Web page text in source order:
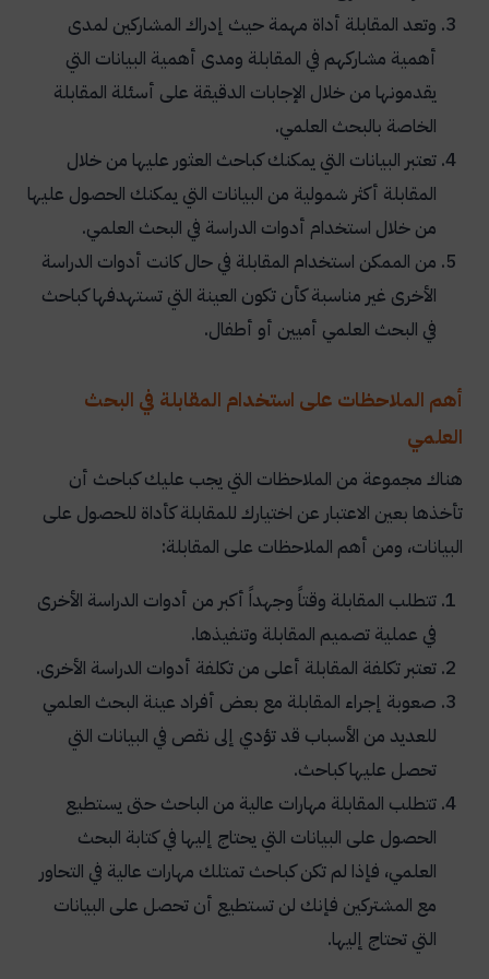
وتعد المقابلة أداة مهمة حيث إدراك المشاركين لمدى
أهمية مشاركهم في المقابلة ومدى أهمية البيانات التي
يقدمونها من خلال الإجابات الدقيقة على أسئلة المقابلة
الخاصة بالبحث العلمي.
تعتبر البيانات التي يمكنك كباحث العثور عليها من خلال
المقابلة أكثر شمولية من البيانات التي يمكنك الحصول عليها
من خلال استخدام أدوات الدراسة في البحث العلمي.
من الممكن استخدام المقابلة في حال كانت أدوات الدراسة
الأخرى غير مناسبة كأن تكون العينة التي تستهدفها كباحث
في البحث العلمي أميين أو أطفال.
أهم الملاحظات على استخدام المقابلة في البحث
العلمي
هناك مجموعة من الملاحظات التي يجب عليك كباحث أن
تأخذها بعين الاعتبار عن اختيارك للمقابلة كأداة للحصول على
البيانات، ومن أهم الملاحظات على المقابلة:
تتطلب المقابلة وقتاً وجهداً أكبر من أدوات الدراسة الأخرى
في عملية تصميم المقابلة وتنفيذها.
تعتبر تكلفة المقابلة أعلى من تكلفة أدوات الدراسة الأخرى.
صعوبة إجراء المقابلة مع بعض أفراد عينة البحث العلمي
للعديد من الأسباب قد تؤدي إلى نقص في البيانات التي
تحصل عليها كباحث.
تتطلب المقابلة مهارات عالية من الباحث حتى يستطيع
الحصول على البيانات التي يحتاج إليها في كتابة البحث
العلمي، فإذا لم تكن كباحث تمتلك مهارات عالية في التحاور
مع المشتركين فإنك لن تستطيع أن تحصل على البيانات
التي تحتاج إليها.